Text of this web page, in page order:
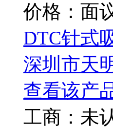
价格：面
DTC针式
深圳市天
查看该产
工商： 未